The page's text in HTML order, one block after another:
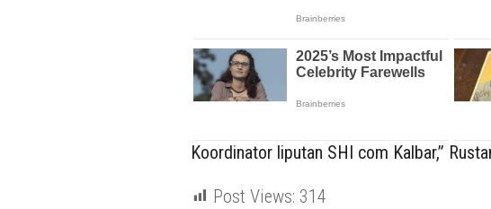
Koordinator liputan SHI com Kalbar,”
Post Views: 314